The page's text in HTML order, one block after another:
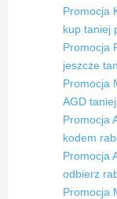
Promocja
kup taniej
Promocja
jeszcze
Promocja
AGD
Promocja
kodem
Promocja
odbierz
Promocja